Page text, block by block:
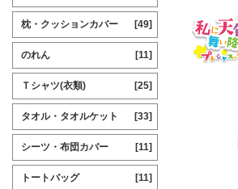
枕・クッションカバー [49]
のれん [11]
Ｔシャツ(衣類) [25]
タオル・タオルケット [33]
シーツ・布団カバー [11]
トートバッグ [11]